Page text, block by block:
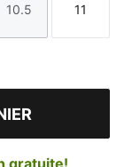
Taille
10.5
Taille
11
gratuite!